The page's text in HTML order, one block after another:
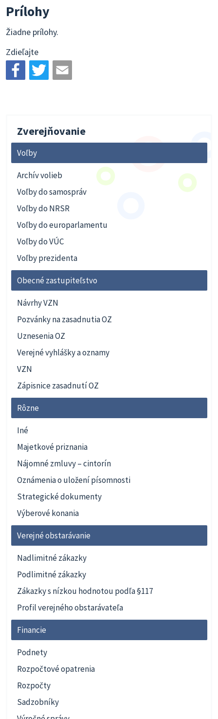
Prílohy
Žiadne prílohy.
Zdieľajte
Zverejňovanie
Voľby
Archív volieb
Voľby do samospráv
Voľby do NRSR
Voľby do europarlamentu
Voľby do VÚC
Voľby prezidenta
Obecné zastupiteľstvo
Návrhy VZN
Pozvánky na zasadnutia OZ
Uznesenia OZ
Verejné vyhlášky a oznamy
VZN
Zápisnice zasadnutí OZ
Rôzne
Iné
Majetkové priznania
Nájomné zmluvy – cintorín
Oznámenia o uložení písomnosti
Strategické dokumenty
Výberové konania
Verejné obstarávanie
Nadlimitné zákazky
Podlimitné zákazky
Zákazky s nízkou hodnotou podľa §117
Profil verejného obstarávateľa
Financie
Podnety
Rozpočtové opatrenia
Rozpočty
Sadzobníky